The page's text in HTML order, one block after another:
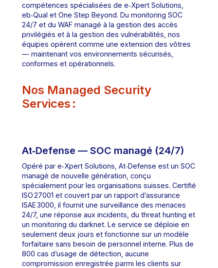
compétences spécialisées de e‑Xpert Solutions,
eb‑Qual et One Step Beyond. Du monitoring SOC
24/7 et du WAF managé à la gestion des accès
privilégiés et à la gestion des vulnérabilités, nos
équipes opèrent comme une extension des vôtres
— maintenant vos environnements sécurisés,
conformes et opérationnels.
Nos Managed Security
Services :
At‑Defense — SOC managé (24/7)
Opéré par e‑Xpert Solutions, At‑Defense est un SOC
managé de nouvelle génération, conçu
spécialement pour les organisations suisses. Certifié
ISO 27001 et couvert par un rapport d’assurance
ISAE 3000, il fournit une surveillance des menaces
24/7, une réponse aux incidents, du threat hunting et
un monitoring du darknet. Le service se déploie en
seulement deux jours et fonctionne sur un modèle
forfaitaire sans besoin de personnel interne. Plus de
800 cas d’usage de détection, aucune
compromission enregistrée parmi les clients sur